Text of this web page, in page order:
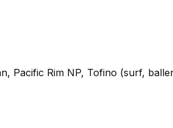
Pacific Rim NP, Tofino (surf,